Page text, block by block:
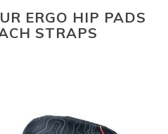
ERGO HIP PADS
STRAPS